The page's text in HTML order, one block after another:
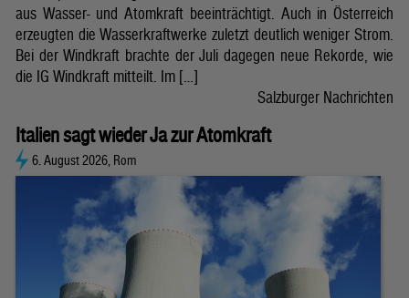
aus Wasser- und Atomkraft beeinträchtigt. Auch in Österreich
erzeugten die Wasserkraftwerke zuletzt deutlich weniger Strom.
Bei der Windkraft brachte der Juli dagegen neue Rekorde, wie
die IG Windkraft mitteilt. Im […]
Salzburger Nachrichten
Italien sagt wieder Ja zur Atomkraft
6. August 2026, Rom